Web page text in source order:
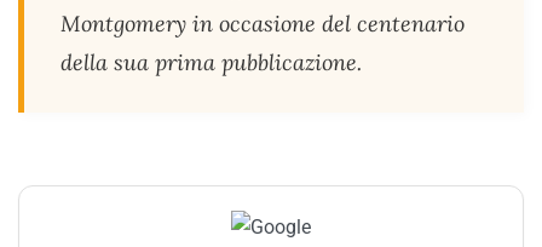
Montgomery in occasione del centenario
della sua prima pubblicazione.